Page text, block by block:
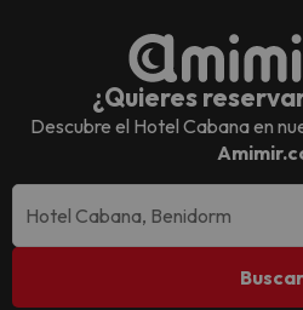
¿Quieres
Descubre el Hotel Cabanaen
Buscar